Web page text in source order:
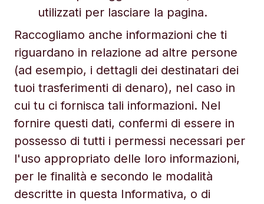
utilizzati per lasciare la pagina.
Raccogliamo anche informazioni che ti
riguardano in relazione ad altre persone
(ad esempio, i dettagli dei destinatari dei
tuoi trasferimenti di denaro), nel caso in
cui tu ci fornisca tali informazioni. Nel
fornire questi dati, confermi di essere in
possesso di tutti i permessi necessari per
l'uso appropriato delle loro informazioni,
per le finalità e secondo le modalità
descritte in questa Informativa, o di